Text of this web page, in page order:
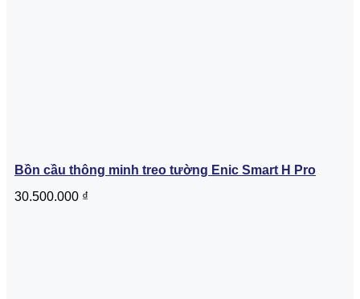
Bồn cầu thông minh treo tường Enic Smart H Pro
30.500.000 ₫